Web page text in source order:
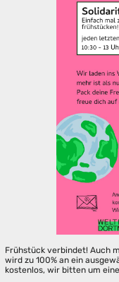
Frühstück verbindet! Auch
wird zu 100% an ein
kostenlos, wir bitten um